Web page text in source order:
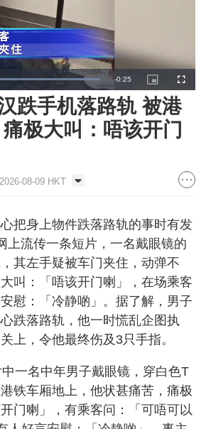
Loaded:
Remaining
Time
-0:24
Picture-
in-
Picture
跌手机落路轨 被港
极大叫：唔该开门
08-09 HKT
把身上物件跌落路轨的事时有发
上流传一条短片，一名戴眼镜的
其左手疑被车门夹住，动弹不
叫：「唔该开门喇」，在场乘客
慰：「冷静啲」。据了解，男子
跌落路轨，他一时慌乱企图执
上，令他最终伤及3只手指。
一名中年男子戴眼镜，穿白色T
铁车厢地上，他状甚痛苦，痛极
门喇」，有乘客问：「可唔可以